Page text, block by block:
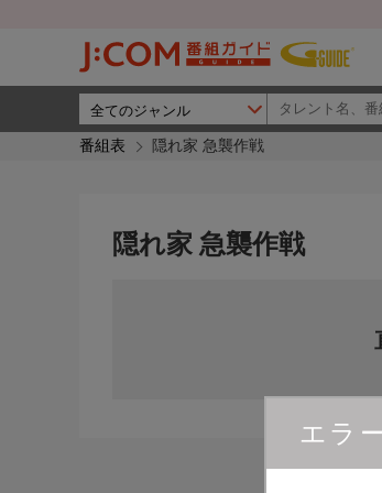
番組表 隠れ家 急襲作戦
エラ
隠れ家 急襲作戦